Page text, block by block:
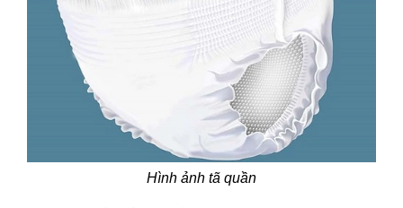
Hình ảnh tã quần